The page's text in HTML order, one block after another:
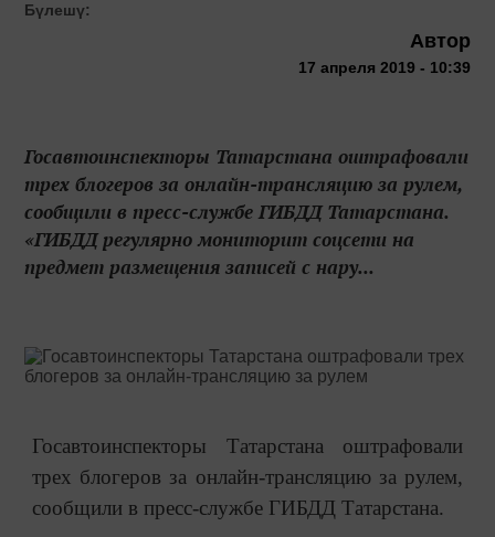
Бүлешү:
Автор
17 апреля 2019 - 10:39
Госавтоинспекторы Татарстана оштрафовали
трех блогеров за онлайн-трансляцию за рулем,
сообщили в пресс-службе ГИБДД Татарстана.
«ГИБДД регулярно мониторит соцсети на
предмет размещения записей с нару...
Госавтоинспекторы Татарстана оштрафовали
трех блогеров за онлайн-трансляцию за рулем,
сообщили в пресс-службе ГИБДД Татарстана.